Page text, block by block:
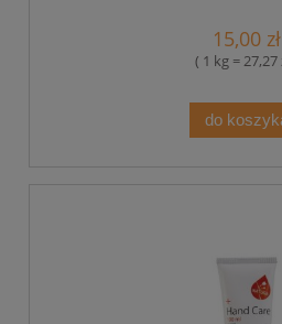
15,00 zł
( 1 kg = 27,27
do